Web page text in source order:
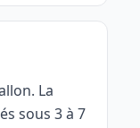
La
sous 3 à 7